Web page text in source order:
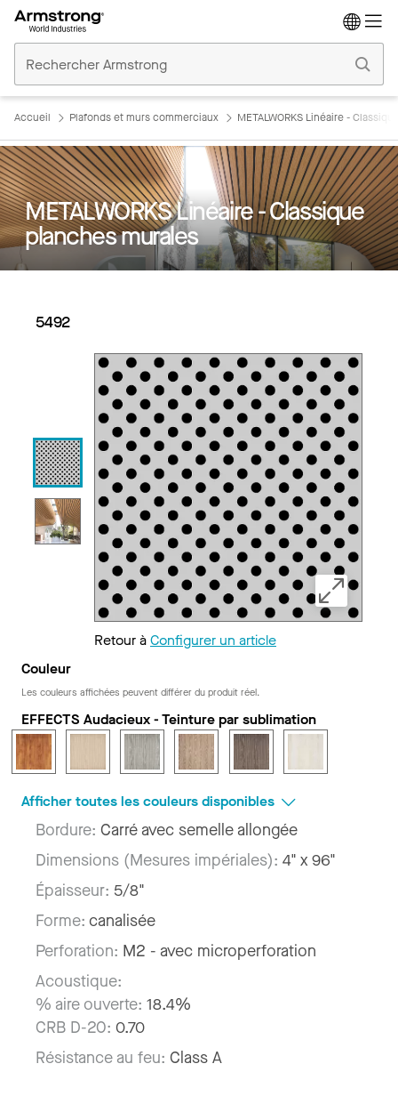
Plafonds
Commerciaux
Accueil Plafonds et murs commerciaux METALWORKS Linéaire -
METALWORKS Linéaire - Classique
planches murales
5492
Retour àConfigurer un article
Couleur
Les couleurs affichées peuvent différer du produit réel.
EFFECTS Audacieux - Teinture par sublimation
Afficher toutes les couleurs disponibles
Bordure: Carré avec semelle allongée
Dimensions (Mesures impériales): 4" x 96"
Épaisseur: 5/8"
Forme: canalisée
Perforation: M2 - avec microperforation
Acoustique:
% aire ouverte: 18.4%
CRB D-20: 0.70
Résistance au feu: Class A